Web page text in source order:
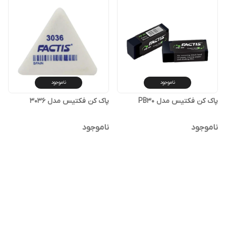
ناموجود
پاک کن فکتیس مدل PB30
ناموجود
ناموجود
پاک کن فکتیس مدل 3036
ناموجود